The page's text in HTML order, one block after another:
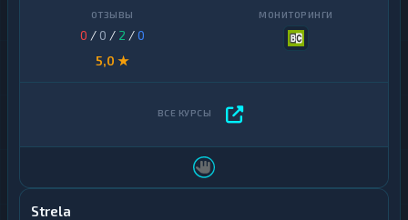
0 / 0 / 2 /0
5,0 ★
Strela